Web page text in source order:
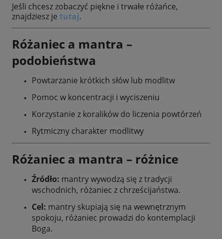
Jeśli chcesz zobaczyć piękne i trwałe różańce,
znajdziesz je tutaj.
Różaniec a mantra –
podobieństwa
Powtarzanie krótkich słów lub modlitw
Pomoc w koncentracji i wyciszeniu
Korzystanie z koralików do liczenia powtórzeń
Rytmiczny charakter modlitwy
Różaniec a mantra – różnice
Źródło: mantry wywodzą się z tradycji
wschodnich, różaniec z chrześcijaństwa.
Cel: mantry skupiają się na wewnętrznym
spokoju, różaniec prowadzi do kontemplacji
Boga.